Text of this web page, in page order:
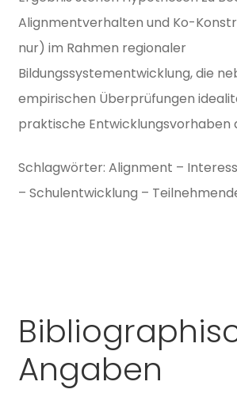
Alignmentverhalten und Ko-
nur) im Rahmen regionaler
Bildungssystementwicklung, die
empirischen Überprüfungen
praktische Entwicklungsvorhaben
Schlagwörter: Alignment –
– Schulentwicklung –
Angaben